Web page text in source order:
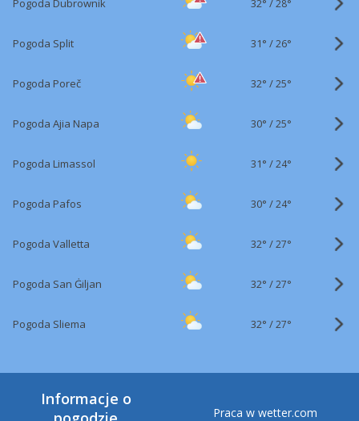
Pogoda Dubrownik 28°
Pogoda Split 31° /26°
Pogoda Poreč 32° /25°
Pogoda Ajia Napa 30° /25°
Pogoda Limassol 31° /24°
Pogoda Pafos 30° /24°
Pogoda Valletta 32° /27°
Pogoda San Ġiljan 32° /27°
Pogoda Sliema 32° /27°
Informacje o
Praca w wetter.com